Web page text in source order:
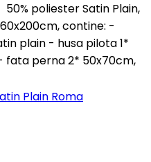
poliester Satin Plain,
contine: -
plain - husa pilota 1*
fata perna 2* 50x70cm,